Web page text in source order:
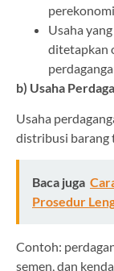
Usaha
ditetapkan
b) Usaha
Usaha
distribusi barang
Baca juga
Prosedur
Contoh:
semen, dan